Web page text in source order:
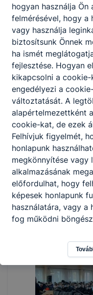
hogyan használja
felmérésével, hogy a
vagy használja
biztosítsunk Önnek
ha ismét
fejlesztése. Hogyan
kikapcsolni a
engedélyezi a
változtatását. A
alapértelmezettként
cookie-kat, de ezek
Felhívjuk figyelmét,
honlapunk
megkönnyítése vagy
alkalmazásának
előfordulhat, hogy
képesek honlapunk
használatára, vagy
fog működni